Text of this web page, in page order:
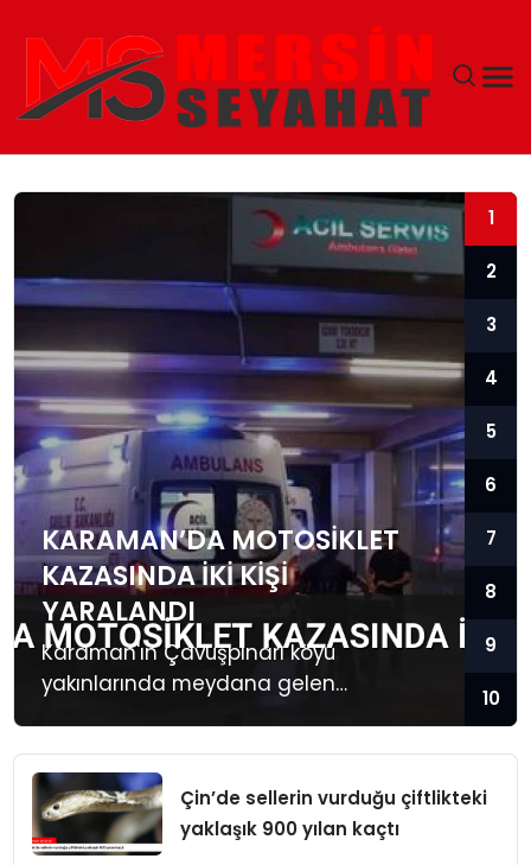
EĞITIM
TEKNOLOJI
GÜNCEL
KARAMAN’DA MOTOSIKLET
KAZASINDA İKI KIŞI
YARALANDI
Karaman'ın Çavuşpınarı köyü
yakınlarında meydana gelen
1
2
3
4
5
6
7
8
9
10
Çin’de sellerin vurduğu çiftlikteki
yaklaşık 900 yılan kaçtı